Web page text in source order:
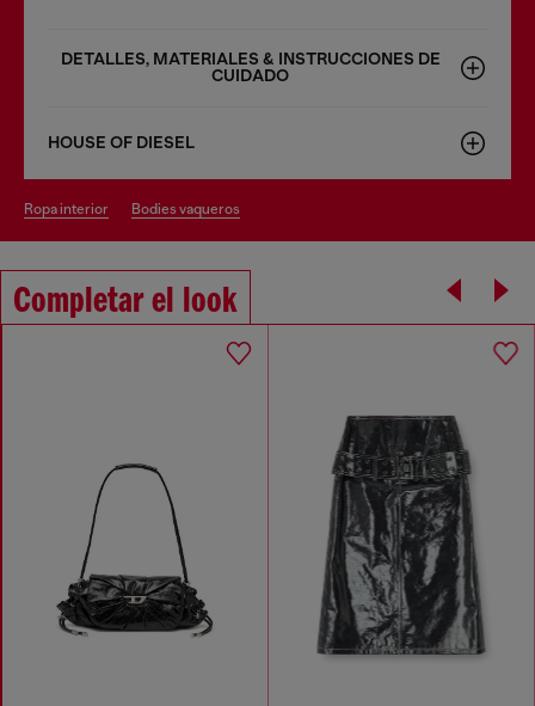
DETALLES, MATERIALES & INSTRUCCIONES DE
CUIDADO
HOUSE OF DIESEL
ropa interior bodies vaqueros
Completar el look